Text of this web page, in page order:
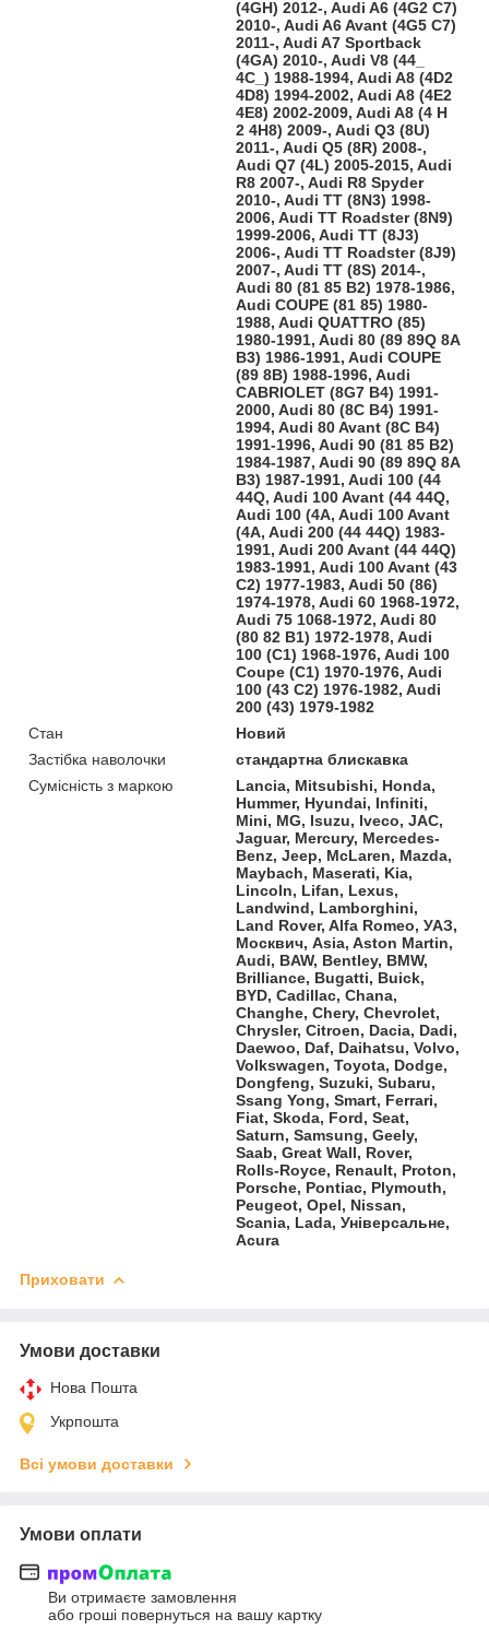
(4GH) 2012-, Audi A6 (4G2 C7)
2010-, Audi A6 Avant (4G5 C7)
2011-, Audi A7 Sportback
(4GA) 2010-, Audi V8 (44_
4C_) 1988-1994, Audi A8 (4D2
4D8) 1994-2002, Audi A8 (4E2
4E8) 2002-2009, Audi A8 (4 H
2 4H8) 2009-, Audi Q3 (8U)
2011-, Audi Q5 (8R) 2008-,
Audi Q7 (4L) 2005-2015, Audi
R8 2007-, Audi R8 Spyder
2010-, Audi TT (8N3) 1998-
2006, Audi TT Roadster (8N9)
1999-2006, Audi TT (8J3)
2006-, Audi TT Roadster (8J9)
2007-, Audi TT (8S) 2014-,
Audi 80 (81 85 B2) 1978-1986,
Audi COUPE (81 85) 1980-
1988, Audi QUATTRO (85)
1980-1991, Audi 80 (89 89Q 8A
B3) 1986-1991, Audi COUPE
(89 8B) 1988-1996, Audi
CABRIOLET (8G7 B4) 1991-
2000, Audi 80 (8C B4) 1991-
1994, Audi 80 Avant (8C B4)
1991-1996, Audi 90 (81 85 B2)
1984-1987, Audi 90 (89 89Q 8A
B3) 1987-1991, Audi 100 (44
44Q, Audi 100 Avant (44 44Q,
Audi 100 (4A, Audi 100 Avant
(4A, Audi 200 (44 44Q) 1983-
1991, Audi 200 Avant (44 44Q)
1983-1991, Audi 100 Avant (43
C2) 1977-1983, Audi 50 (86)
1974-1978, Audi 60 1968-1972,
Audi 75 1068-1972, Audi 80
(80 82 B1) 1972-1978, Audi
100 (C1) 1968-1976, Audi 100
Coupe (C1) 1970-1976, Audi
100 (43 C2) 1976-1982, Audi
200 (43) 1979-1982
Стан
Новий
Застібка наволочки
стандартна блискавка
Сумісність з маркою
Lancia, Mitsubishi, Honda,
Hummer, Hyundai, Infiniti,
Mini, MG, Isuzu, Iveco, JAC,
Jaguar, Mercury, Mercedes-
Benz, Jeep, McLaren, Mazda,
Maybach, Maserati, Kia,
Lincoln, Lifan, Lexus,
Landwind, Lamborghini,
Land Rover, Alfa Romeo, УАЗ,
Москвич, Asia, Aston Martin,
Audi, BAW, Bentley, BMW,
Brilliance, Bugatti, Buick,
BYD, Cadillac, Chana,
Changhe, Chery, Chevrolet,
Chrysler, Citroen, Dacia, Dadi,
Daewoo, Daf, Daihatsu, Volvo,
Volkswagen, Toyota, Dodge,
Dongfeng, Suzuki, Subaru,
Ssang Yong, Smart, Ferrari,
Fiat, Skoda, Ford, Seat,
Saturn, Samsung, Geely,
Saab, Great Wall, Rover,
Rolls-Royce, Renault, Proton,
Porsche, Pontiac, Plymouth,
Peugeot, Opel, Nissan,
Scania, Lada, Універсальне,
Acura
Приховати
Умови доставки
Нова Пошта
Укрпошта
Всі умови доставки
Умови оплати
Ви отримаєте замовлення
або гроші повернуться на вашу картку